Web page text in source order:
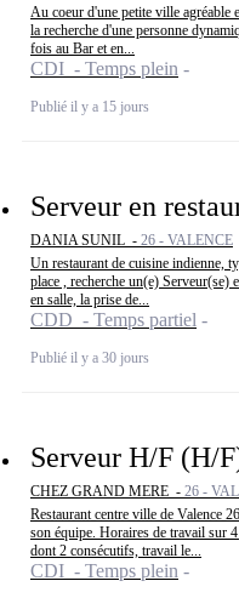
Au coeur d'une petite ville agréable
la recherche d'une personne
fois au Bar et en...
CDI - Temps plein
Publié il y a 15 jours
Serveur en
DANIA SUNIL - 26 - VALENCE
Un restaurant de cuisine indienne,
place , recherche un(e) Serveur(se)
en salle, la prise de...
CDD - Temps partiel
Publié il y a 30 jours
Serveur H/F (H/
CHEZ GRAND MERE - 26 -
Restaurant centre ville de Valence
son équipe. Horaires de travail sur
dont 2 consécutifs, travail le...
CDI - Temps plein